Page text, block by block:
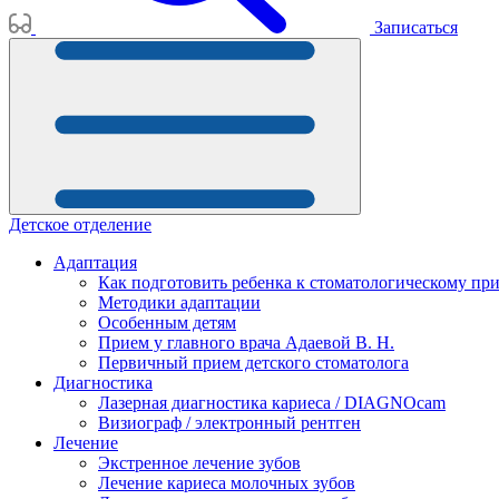
Записаться
Детское отделение
Адаптация
Как подготовить ребенка к стоматологическому
Методики адаптации
Особенным детям
Прием у главного врача Адаевой В. Н.
Первичный прием детского стоматолога
Диагностика
Лазерная диагностика кариеса / DIAGNOcam
Визиограф / электронный рентген
Лечение
Экстренное лечение зубов
Лечение кариеса молочных зубов